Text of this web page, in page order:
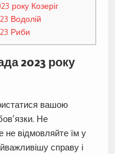
року Козеріг
Водолій
Риби
2023 року
вашою
Не
не відмовляйте їм у
справу і